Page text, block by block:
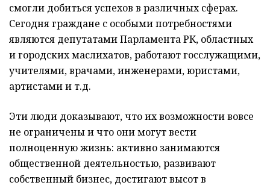
смогли добиться успехов в различных сферах.
Сегодня граждане с особыми потребностями
являются депутатами Парламента РК, областных
и городских маслихатов, работают госслужащими,
учителями, врачами, инженерами, юристами,
артистами и т.д.
Эти люди доказывают, что их возможности вовсе
не ограничены и что они могут вести
полноценную жизнь: активно занимаются
общественной деятельностью, развивают
собственный бизнес, достигают высот в